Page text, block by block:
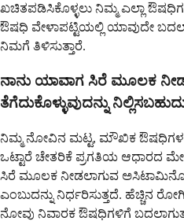
ಖಚಿತಪಡಿಸಿಕೊಳ್ಳಲು ನಿಮ್ಮ ಎಲ್ಲಾ
ಔಷಧಿ ವೇಳಾಪಟ್ಟಿಯಲ್ಲಿ ಯಾವುದೇ
ನಿಮಗೆ ತಿಳಿಸುತ್ತಾರೆ.
ನಾನು ಯಾವಾಗ ಸಿರೆ ಮೂಲಕ
ತೆಗೆದುಕೊಳ್ಳುವುದನ್ನು
ನಿಮ್ಮ ನೋವಿನ ಮಟ್ಟ, ಮೌಖಿಕ
ಒಟ್ಟಾರೆ ಚೇತರಿಕೆ ಪ್ರಗತಿಯ ಆಧಾರದ
ಸಿರೆ ಮೂಲಕ ನೀಡಲಾಗುವ
ಎಂಬುದನ್ನು ನಿರ್ಧರಿಸುತ್ತದೆ. ಹೆಚ್ಚಿನ
ನೋವು ನಿವಾರಕ ಔಷಧಿಗಳಿಗೆ